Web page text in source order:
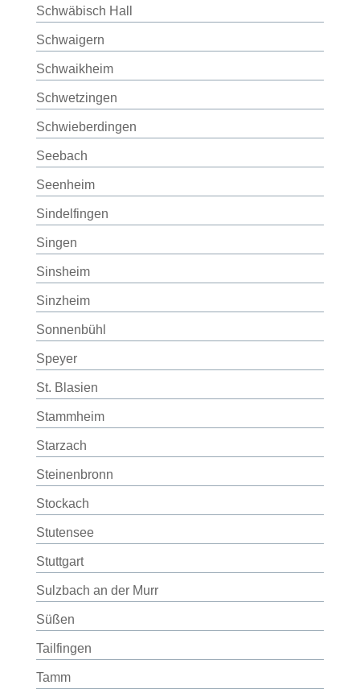
Schwäbisch Hall
Schwaigern
Schwaikheim
Schwetzingen
Schwieberdingen
Seebach
Seenheim
Sindelfingen
Singen
Sinsheim
Sinzheim
Sonnenbühl
Speyer
St. Blasien
Stammheim
Starzach
Steinenbronn
Stockach
Stutensee
Stuttgart
Sulzbach an der Murr
Süßen
Tailfingen
Tamm